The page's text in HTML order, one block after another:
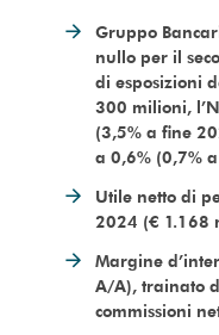
Gruppo
nullo per il
di esposizioni
300 milioni,
(3,5% a fine
a 0,6% (0,7%
Utile netto di
2024 (€ 1.168
Margine
A/A), trainato
commissioni